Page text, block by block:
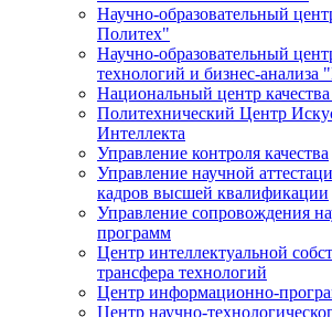
Научно-образовательный
Политех"
Научно-образовательный
технологий и бизнес-анализа
Национальный центр
Политехнический Центр
Интеллекта
Управление контроля качества
Управление научной
кадров высшей квалификации
Управление сопровождения
программ
Центр интеллектуальной
трансфера технологий
Центр информационно-
Центр научно-